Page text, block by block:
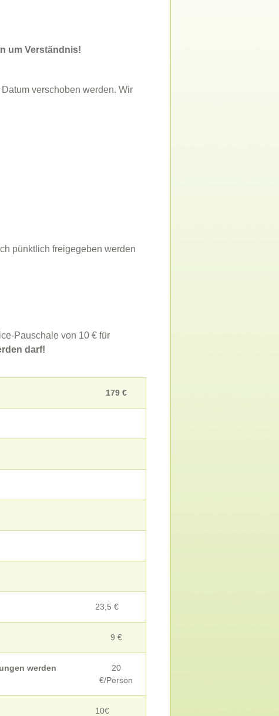
um Verständnis!
verschoben werden. Wir
pünktlich freigegeben werden
Pauschale von 10 € für
darf!
179 €
23,5 €
9 €
werden
20
€/Person
10€